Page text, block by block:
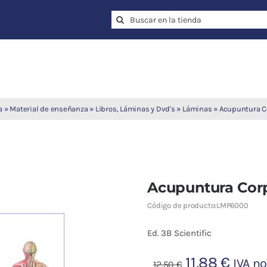
Search
» Material de enseñanza » Libros, Láminas y Dvd's » Láminas » Acupuntura
Acupuntura
Código de producto:LMP6000
Ed. 3B Scientific
12,50€ El
11,88€El
IVA